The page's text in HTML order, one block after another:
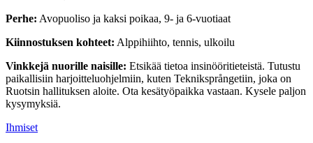
Perhe: Avopuoliso ja kaksi poikaa, 9- ja 6-vuotiaat
Kiinnostuksen kohteet: Alppihiihto, tennis, ulkoilu
Vinkkejä nuorille naisille: Etsikää tietoa insinööritieteistä. Tutustu
paikallisiin harjoitteluohjelmiin, kuten Tekniksprångetiin, joka on
Ruotsin hallituksen aloite. Ota kesätyöpaikka vastaan. Kysele paljon
kysymyksiä.
Ihmiset